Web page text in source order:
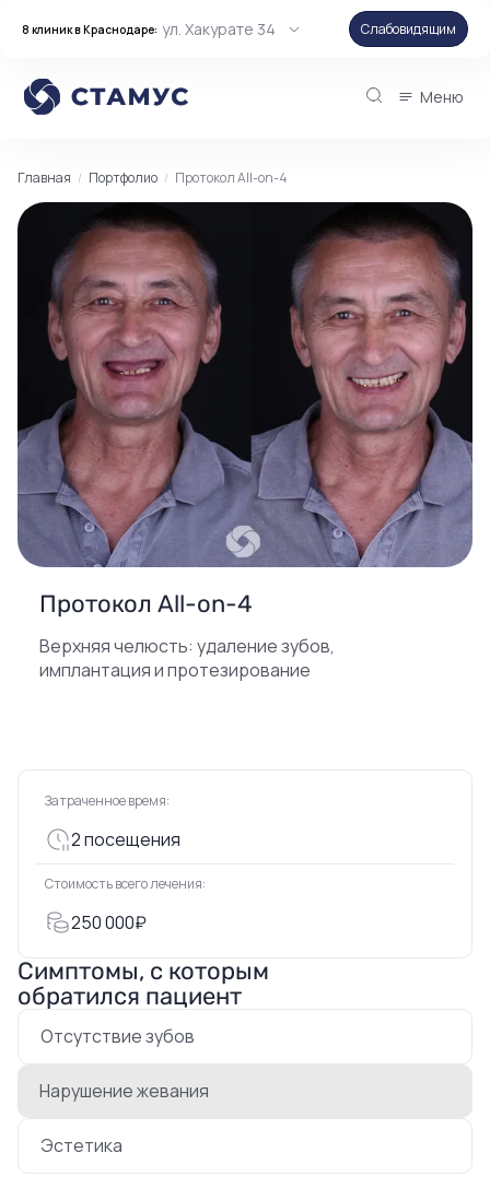
8 клиник в Краснодаре: ул. Хакурате 34 Слабовидящим
Меню
Главная Портфолио Протокол All-on-4
Протокол All-on-4
Верхняя челюсть: удаление зубов,
имплантация и протезирование
Затраченное время:
2 посещения
Стоимость всего лечения:
250 000₽
Симптомы, с которым
обратился пациент
Отсутствие зубов
Нарушение жевания
Эстетика